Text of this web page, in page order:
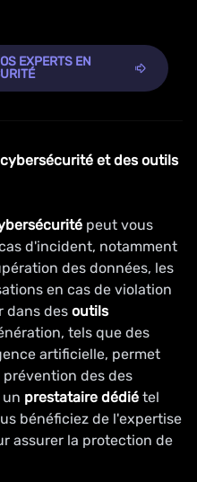
EXPERTS EN
et des outils
peut vous
d'incident, notamment
des données, les
en cas de violation
dans des outils
tels que des
artificielle, permet
des des
un prestataire dédié tel
bénéficiez de l'expertise
assurer la protection de